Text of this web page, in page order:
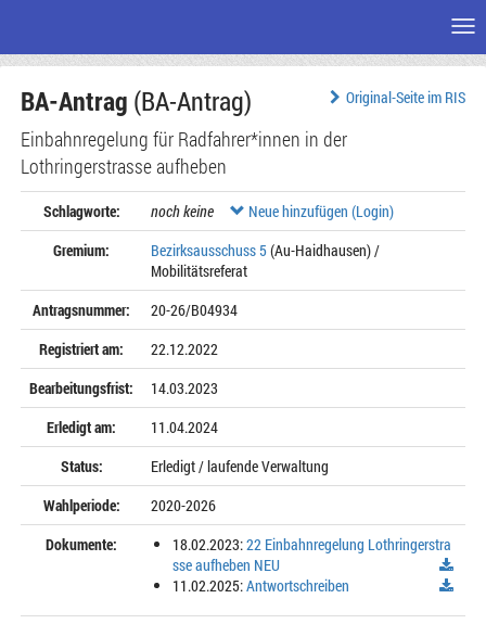
Seiteninhalt
Original-Seite im RIS
BA-Antrag (BA-Antrag)
Einbahnregelung für Radfahrer*innen in der
Lothringerstrasse aufheben
Schlagworte: noch keine
Neue hinzufügen (Login)
Gremium:
Bezirksausschuss 5(Au-Haidhausen) /
Mobilitätsreferat
Antragsnummer:
20-26/B04934
Registriert am:
22.12.2022
Bearbeitungsfrist:
14.03.2023
Erledigt am:
11.04.2024
Status:
Erledigt / laufende Verwaltung
Wahlperiode:
2020-2026
Dokumente:
18.02.2023:22 Einbahnregelung Lothringerstra
sse aufheben NEU
11.02.2025:Antwortschreiben